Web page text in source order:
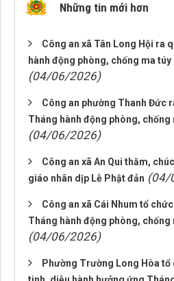
Những tin mới hơn
Công an xã Tân Long Hội ra
hành động phòng, chống ma túy
(04/06/2026)
Công an phường Thanh Đức
Tháng hành động phòng, chống
(04/06/2026)
Công an xã An Qui thăm,
giáo nhân dịp Lễ Phật đản (04/
Công an xã Cái Nhum tổ
Tháng hành động phòng, chống
(04/06/2026)
Phường Trường Long Hòa